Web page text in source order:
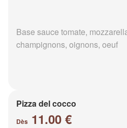
Base sauce tomate,
champignons, oignons, oeuf
Pizza del cocco
Dès 11.00 €